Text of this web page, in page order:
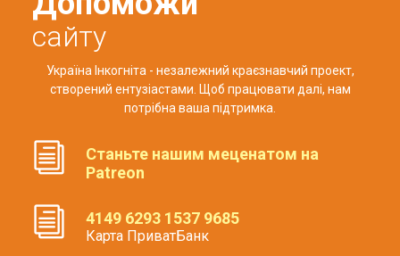
сайту
Україна Інкогніта - незалежний краєзнавчий проект,
створений ентузіастами. Щоб працювати далі, нам
потрібна ваша підтримка.
Станьте нашим меценатом на
Patreon
4149 6293 1537 9685
Карта ПриватБанк